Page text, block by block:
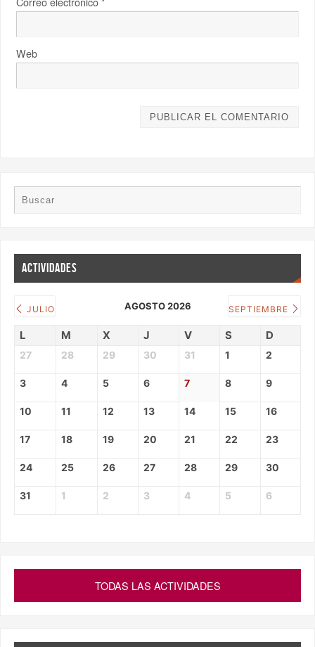
Web
ACTIVIDADES
JULIO AGOSTO 2026 SEPTIEMBRE
L M X J V S D
27 28 29 30 31 1 2
3 4 5 6 7 8 9
10 11 12 13 14 15 16
17 18 19 20 21 22 23
24 25 26 27 28 29 30
31 1 2 3 4 5 6
TODAS LAS ACTIVIDADES